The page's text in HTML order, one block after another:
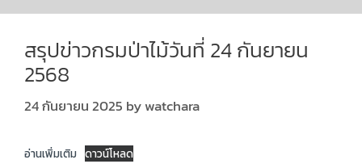
สรุปข่าวกรมป่าไม้วันที่ 24 กันยายน
2568
24 กันยายน 2025 bywatchara
อ่านเพิ่มเติม ดาวน์โหลด